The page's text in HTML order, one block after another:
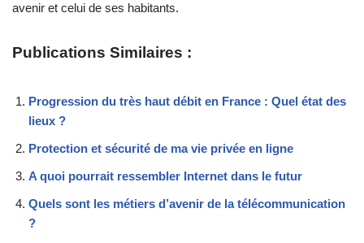
avenir et celui de ses habitants.
Publications Similaires :
Progression du très haut débit en France : Quel état des
lieux ?
Protection et sécurité de ma vie privée en ligne
A quoi pourrait ressembler Internet dans le futur
Quels sont les métiers d’avenir de la télécommunication
?